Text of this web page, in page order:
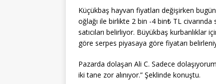
Küçükbaş hayvan fiyatları değişirken
oğlağı ile birlikte 2 bin -4 bin₺ TL
satıcıları belirliyor. Büyükbaş kurbanlıklar
göre serpes piyasaya göre fiyatarı
Pazarda dolaşan Ali C. Sadece
iki tane zor alınıyor.” Şeklinde konuştu.